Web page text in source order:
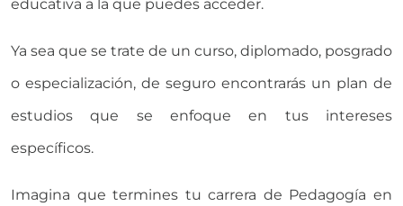
educativa a la que puedes acceder.
Ya sea que se trate de un curso, diplomado, posgrado
o especialización, de seguro encontrarás un plan de
estudios que se enfoque en tus intereses
específicos.
Imagina que termines tu carrera de Pedagogía en